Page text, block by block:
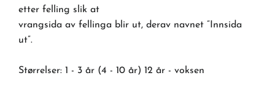
etter felling slik at
vrangsida av fellinga blir ut, derav navnet ”Innsida
ut”.
Størrelser: 1 - 3 år (4 - 10 år) 12 år - voksen